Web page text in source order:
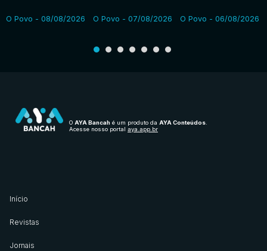
O Povo - 08/08/2026 O Povo - 07/08/2026 O Povo - 06/08/2026
O AYA Bancah é um produto da AYA Conteúdos.
Acesse nosso portal aya.app.br
Início
Revistas
Jornais